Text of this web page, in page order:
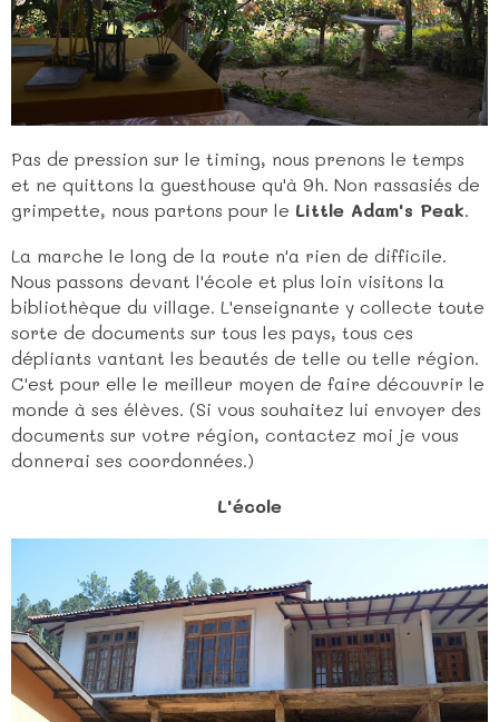
Pas de pression sur le timing, nous prenons le temps
et ne quittons la guesthouse qu'à 9h. Non rassasiés de
grimpette, nous partons pour le Little Adam's Peak.
La marche le long de la route n'a rien de difficile.
Nous passons devant l'école et plus loin visitons la
bibliothèque du village. L'enseignante y collecte toute
sorte de documents sur tous les pays, tous ces
dépliants vantant les beautés de telle ou telle région.
C'est pour elle le meilleur moyen de faire découvrir le
monde à ses élèves. (Si vous souhaitez lui envoyer des
documents sur votre région, contactez moi je vous
donnerai ses coordonnées.)
L'école